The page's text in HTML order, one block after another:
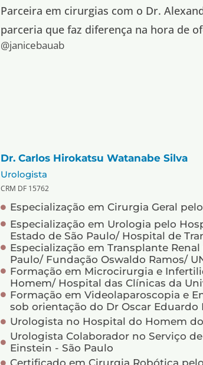
Parceira em cirurgias com o Dr.
parceria que faz diferença na hora de
@janicebauab
Dr. Carlos Hirokatsu Watanabe Silva
Urologista
CRM DF 15762
Especialização em Cirurgia Geral
Especialização em Urologia pelo
Estado de São Paulo/ Hospital de
Especialização em Transplante
Paulo/ Fundação Oswaldo Ramos/
Formação em Microcirurgia e
Homem/ Hospital das Clínicas da
Formação em Videolaparoscopia e
sob orientação do Dr Oscar Eduardo
Urologista no Hospital do Homem
Urologista Colaborador no Serviço
Einstein - São Paulo